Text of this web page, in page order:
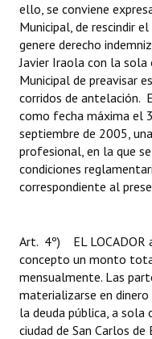
ello, se conviene
Municipal, de rescindir
genere derecho
Javier Iraola con la sola
Municipal de preavisar
corridos de antelación.
como fecha máxima el
septiembre de 2005,
profesional, en la que
condiciones
correspondiente al
Art. 4º) EL LOCADOR
concepto un monto
mensualmente. Las
materializarse en
la deuda pública, a sola
ciudad de San Carlos